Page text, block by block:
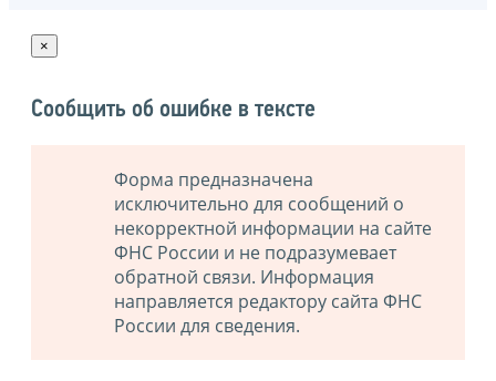
×
Сообщить об ошибке в тексте
Форма предназначена
исключительно для сообщений о
некорректной информации на сайте
ФНС России и не подразумевает
обратной связи. Информация
направляется редактору сайта ФНС
России для сведения.